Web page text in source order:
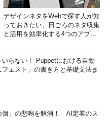
るには、コントロールパネル
細設定を開いて設定する。
デザインネタをWebで探す人が知
っておきたい、日ごろのネタ収集
と活用を効率化する4つのアプリ
らない！ Puppetにおける自動
ェスト」の書き方と基礎文法ま
倒」の悲鳴を解消！ AI定着のス